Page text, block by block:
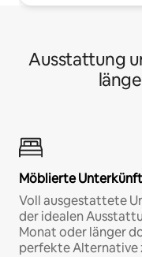
Ausstattung
Möblierte
Voll ausgestattete
der idealen
Monat oder länger
perfekte Alternative